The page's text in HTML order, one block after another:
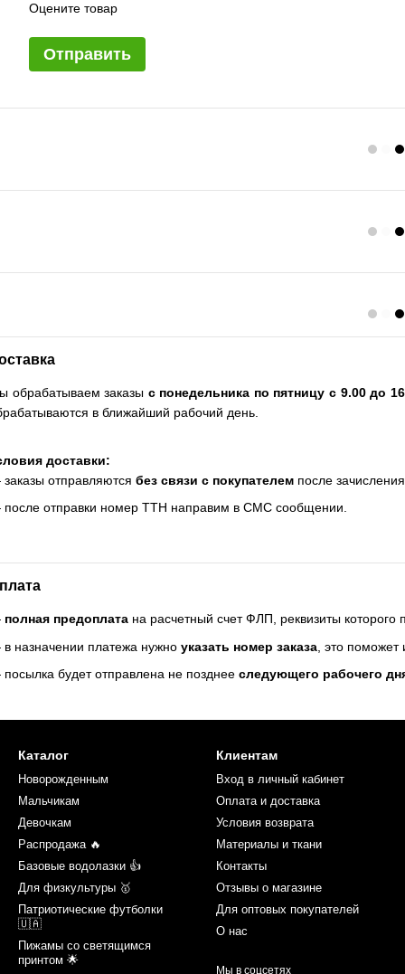
Оцените товар
Отправить
обрабатываем заказы с понедельника по пятницу с 9.00 до
в ближайший рабочий день.
доставки:
отправляютсябез связи с покупателем после
отправки номер ТТН направим в СМС сообщении.
полная предоплата на расчетный счет ФЛП, реквизиты
назначении платежа нужноуказать номер заказа , это
будет отправлена не позднееследующего рабочего
Каталог
Новорожденным
Мальчикам
Девочкам
Распродажа 🔥
Базовые водолазки 👍
Для физкультуры 🥇
Патриотические футболки
🇺🇦
Пижамы со светящимся
принтом 🌟
Клиентам
Вход в личный кабинет
Оплата и доставка
Условия возврата
Материалы и ткани
Контакты
Отзывы о магазине
Для оптовых покупателей
О нас
Мы в соцсетях